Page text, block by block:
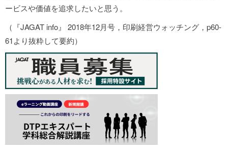
ービスや価値を追求したいと思う。
（『JAGAT info』 2018年12月号，印刷経営ウォッチング，p60-
61より抜粋して要約）